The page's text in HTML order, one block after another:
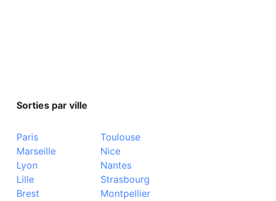
Sorties par ville
Paris
Marseille
Lyon
Lille
Brest
Toulouse
Nice
Nantes
Strasbourg
Montpellier